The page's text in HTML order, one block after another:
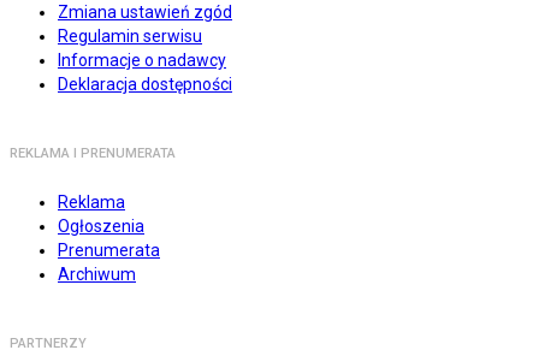
Zmiana ustawień zgód
Regulamin serwisu
Informacje o nadawcy
Deklaracja dostępności
REKLAMA I PRENUMERATA
Reklama
Ogłoszenia
Prenumerata
Archiwum
PARTNERZY